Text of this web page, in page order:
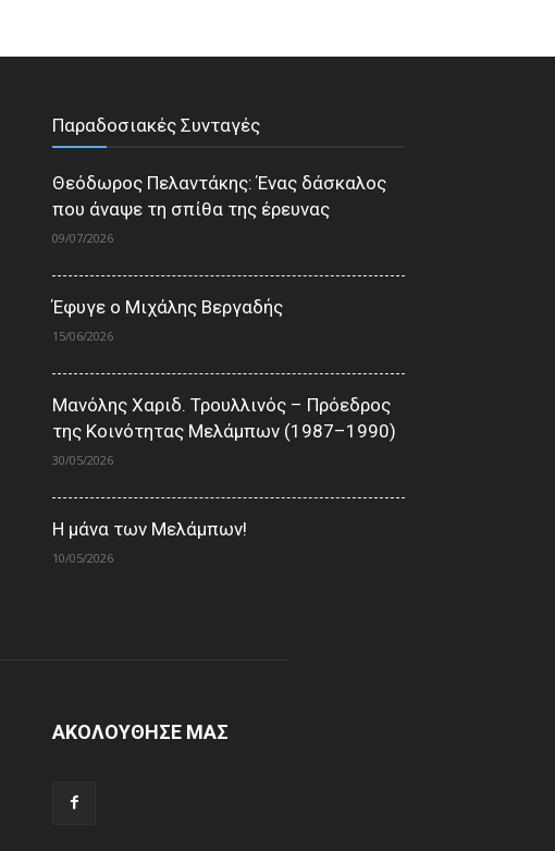
Παραδοσιακές Συνταγές
Θεόδωρος Πελαντάκης: Ένας δάσκαλος
που άναψε τη σπίθα της έρευνας
09/07/2026
Έφυγε ο Μιχάλης Βεργαδής
15/06/2026
Μανόλης Χαριδ. Τρουλλινός – Πρόεδρος
της Κοινότητας Μελάμπων (1987–1990)
30/05/2026
Η μάνα των Μελάμπων!
10/05/2026
ΑΚΟΛΟΥΘΗΣΕ ΜΑΣ